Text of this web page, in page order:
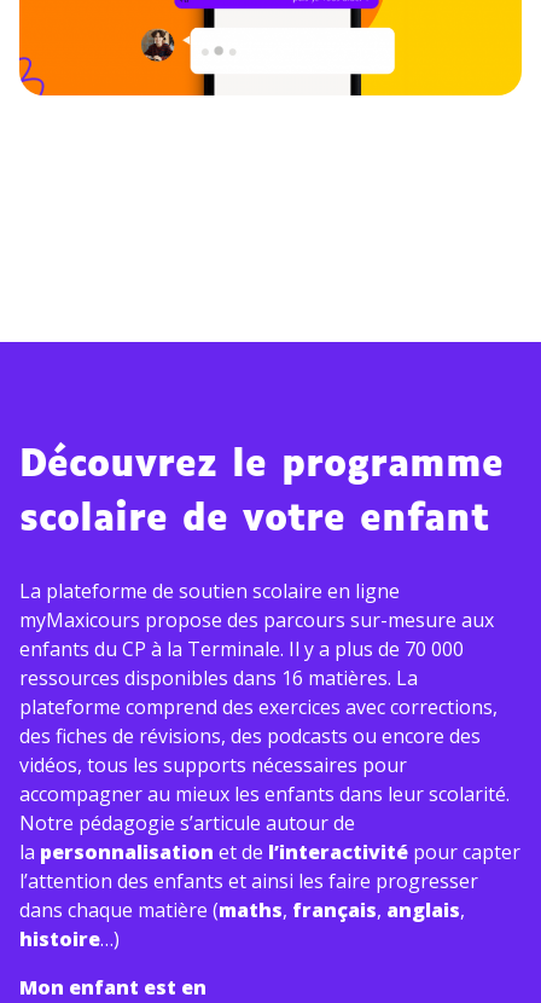
Découvrez le programme
scolaire de votre enfant
La plateforme de soutien scolaire en ligne
myMaxicours propose des parcours sur-mesure aux
enfants du CP à la Terminale. Il y a plus de 70 000
ressources disponibles dans 16 matières. La
plateforme comprend des exercices avec corrections,
des fiches de révisions, des podcasts ou encore des
vidéos, tous les supports nécessaires pour
accompagner au mieux les enfants dans leur scolarité.
Notre pédagogie s’articule autour de
la personnalisation et de l’interactivité pour capter
l’attention des enfants et ainsi les faire progresser
dans chaque matière (maths, français, anglais,
histoire…)
Mon enfant est en